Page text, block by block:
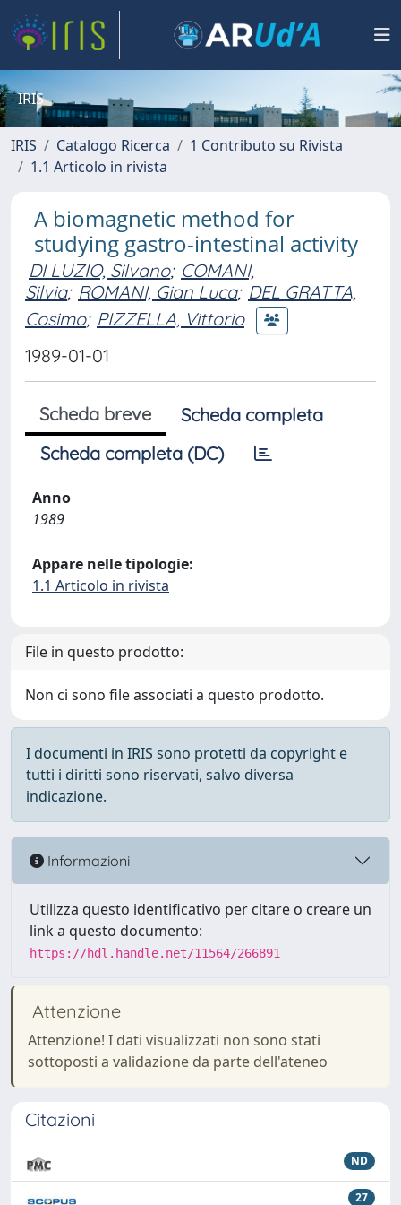
IRIS
IRIS Catalogo Ricerca
1 Contributo su Rivista
1.1 Articolo in rivista
A biomagnetic method for
studying gastro-intestinal activity
DI LUZIO, Silvano; COMANI,
Silvia; ROMANI, Gian Luca; DEL GRATTA,
Cosimo; PIZZELLA, Vittorio
1989-01-01
Scheda breve
Scheda completa
Scheda completa (DC)
Anno
1989
Appare nelle tipologie:
1.1 Articolo in rivista
File in questo prodotto:
Non ci sono file associati a questo prodotto.
I documenti in IRIS sono protetti da copyright e
tutti i diritti sono riservati, salvo diversa
indicazione.
Informazioni
Utilizza questo identificativo per citare o creare un
link a questo documento:
https://hdl.handle.net/11564/266891
Attenzione
Attenzione! I dati visualizzati non sono stati
sottoposti a validazione da parte dell'ateneo
Citazioni
ND
27